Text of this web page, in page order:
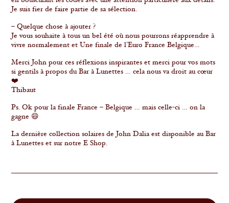
Je suis fier de faire partie de sa sélection.
– Quelque chose à ajouter ?
Je vous souhaite à tous un bel été où nous pourrons réapprendre à
vivre normalement et Une finale de l’Euro France Belgique…
Merci John pour ces réflexions inspirantes et merci pour vos mots
si gentils à propos du Bar à Lunettes … cela nous va droit au cœur
❤️
Thibaut
Ps. Ok pour la finale France – Belgique … mais celle-ci … on la
gagne 😄
La dernière collection solaires de John Dalia est disponible au Bar
à Lunettes et sur notre E Shop.